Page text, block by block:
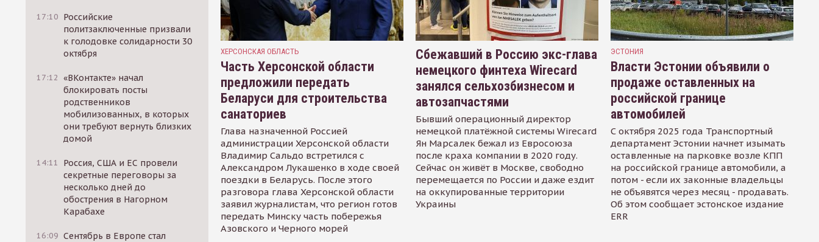
17:10 Российские
политзаключенные призвали
к голодовке солидарности 30
октября
17:12 «ВКонтакте» начал
блокировать посты
родственников
мобилизованных, в которых
они требуют вернуть близких
домой
14:11
Россия, США и ЕС провели
секретные переговоры за
несколько дней до
обострения в Нагорном
Карабахе
16:09 Сентябрь в Европе стал
ХЕРСОНСКАЯ ОБЛАСТЬ
Часть Херсонской области
предложили передать
Беларуси для строительства
санаториев
Глава назначенной Россией
администрации Херсонской области
Владимир Сальдо встретился с
Александром Лукашенко в ходе своей
поездки в Беларусь. После этого
разговора глава Херсонской области
заявил журналистам, что регион готов
передать Минску часть побережья
Азовского и Черного морей
Сбежавший в Россию экс-глава
немецкого финтеха Wirecard
занялся сельхозбизнесом и
автозапчастями
Бывший операционный директор
немецкой платёжной системы Wirecard
Ян Марсалек бежал из Евросоюза
после краха компании в 2020 году.
Сейчас он живёт в Москве, свободно
перемещается по России и даже ездит
на оккупированные территории
Украины
ЭСТОНИЯ
Власти Эстонии объявили о
продаже оставленных на
российской границе
автомобилей
С октября 2025 года Транспортный
департамент Эстонии начнет изымать
оставленные на парковке возле КПП
на российской границе автомобили, а
потом - если их законные владельцы
не объявятся через месяц - продавать.
Об этом сообщает эстонское издание
ERR